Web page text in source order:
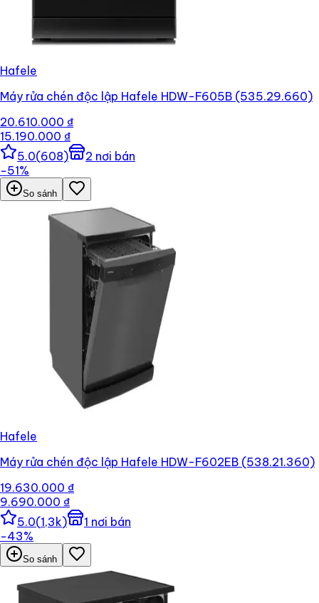
Hafele
Máy rửa chén độc lập Hafele HDW-F605B (535.29.660)
20.610.000 ₫
15.190.000 ₫
5.0(608) 2 nơi bán
−51%
So sánh
Hafele
Máy rửa chén độc lập Hafele HDW-F602EB (538.21.360)
19.630.000 ₫
9.690.000 ₫
5.0(1,3k) 1 nơi bán
−43%
So sánh